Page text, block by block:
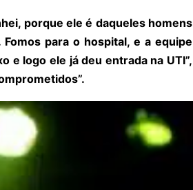
porque ele é daqueles homens
para o hospital, e a equipe
e logo ele já deu entrada na UTI”,